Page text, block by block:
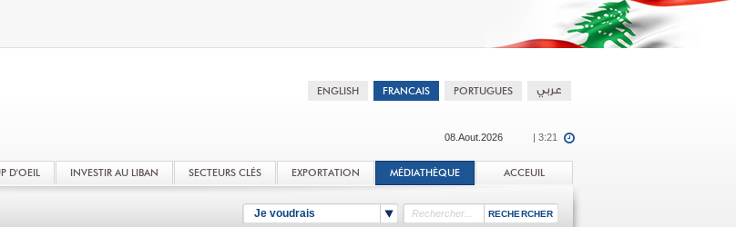
08.Aout.2026 | 3:21
D'OEIL INVESTIR AU LIBAN SECTEURS CLÉS EXPORTATION MÉDIATHÈQUE ACCEUIL
Je voudrais